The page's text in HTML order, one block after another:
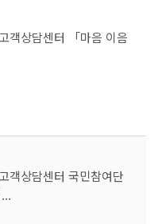
객상담센터 「마음 이음
객상담센터 국민참여단